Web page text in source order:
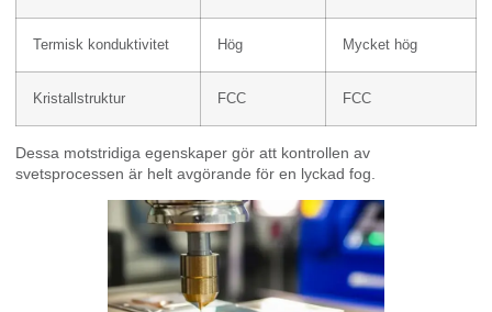
Termisk konduktivitet Hög Mycket hög
Kristallstruktur FCC FCC
Dessa motstridiga egenskaper gör att kontrollen av
svetsprocessen är helt avgörande för en lyckad fog.